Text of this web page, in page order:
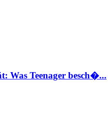
Was Teenager besch�...